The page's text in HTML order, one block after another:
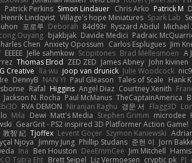
Patrick Perkins Simon Lindauer Chris Arko Patrick M
Henrik Lindqvist Village's hope Miniatures Spark Lab
포로루 Deborah 84d93r Ryszard Abdul Michael
Ouyang bjakbjak Davide Medici Padraic
Chen Anxiety Opossum Carlos Esplugues Jim
EEEEE Jelle sahmkow Scopitones Brad Mellesmoen A J
Thomas Elrod ZED ZED James Abney John kivinen
Creative lia wu joop van drunick Julie Woodcock
DennyB NAN YI Paul Gleason Tales of Scale Hank
Rafal Higgins Angel Diaz Courtney Xenith
Jackson N. Rocha Paul McManus TheCaptainAmerica
RVA DEMON Niranjan Raghu 경문 서 Flagg3D
Mila Dewi Matt's Media Stephen Grimm microdee
GearGrit - PS2 inspired 3D Platformer Action Game!
敦智 紀 Tjoffex Levent Göçer Szymon Kaniewski
Njoya Jimmy Jung Phillip Studans 준현 이 Jorn
Ina Ben Houston DeeEmmCee Jim Mitchell
K.O Tsitra Eht Brett Seipel Liz Vermoesen cryptic pk PJ